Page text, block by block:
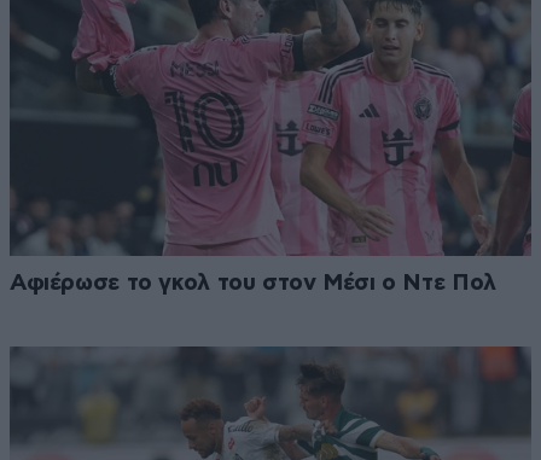
Αφιέρωσε το γκολ του στον Μέσι ο Ντε Πολ